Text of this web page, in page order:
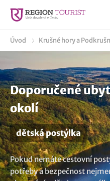
Úvod Krušné hory a
Doporučené
okolí
dětská postýlka
Pokud nemáte cestovní
potřeby a bezpečnost